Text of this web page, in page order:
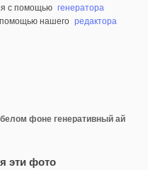
с помощью генератора
помощью нашего редактора
фоне генеративный ай
эти фото